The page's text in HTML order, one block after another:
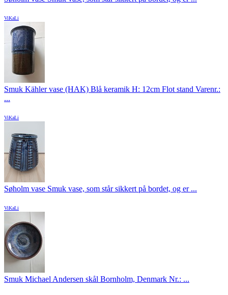
ViKaLi
Smuk Kähler vase (HAK) Blå keramik H: 12cm Flot stand Varenr.:
...
ViKaLi
Søholm vase Smuk vase, som står sikkert på bordet, og er ...
ViKaLi
Smuk Michael Andersen skål Bornholm, Denmark Nr.: ...